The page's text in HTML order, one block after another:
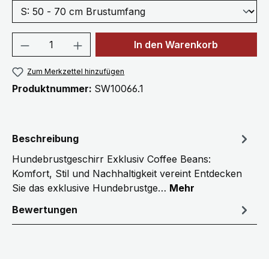
Produkt Anzahl: Gib denIn den Warenkorb
Zum Merkzettel hinzufügen
Produktnummer: SW10066.1
Beschreibung
Hundebrustgeschirr Exklusiv Coffee Beans:
Komfort, Stil und Nachhaltigkeit vereint Entdecken
Sie das exklusive Hundebrustge… Mehr
Bewertungen